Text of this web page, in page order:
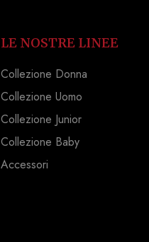
LE NOSTRE LINEE
Collezione Donna
Collezione Uomo
Collezione Junior
Collezione Baby
Accessori